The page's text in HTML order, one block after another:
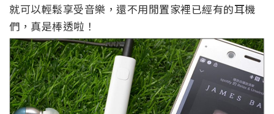
就可以輕鬆享受音樂，還不用閒置家裡已經有的耳機
們，真是棒透啦！